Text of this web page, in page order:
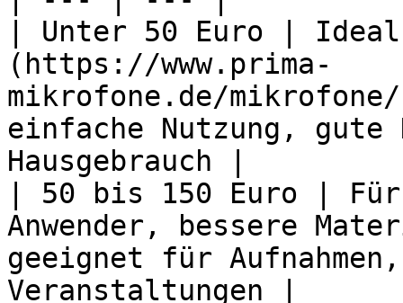
| Unter 50 Euro |
(https://www.prima-
mikrofone.de/
einfache Nutzung,
Hausgebrauch |
| 50 bis 150 Euro |
Anwender, bessere
geeignet für
Veranstaltungen |